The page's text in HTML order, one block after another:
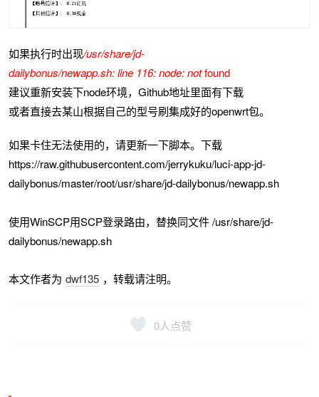
如果执行时出现/usr/share/jd-
dailybonus/newapp.sh:line 116:node:notfound
建议重新安装下node环境，Github地址里面有下载
或者直接去某山根据自己的型号刷集成好的openwrt包。
如果卡住无法使用的，请更新一下脚本。下载
https://raw.githubusercontent.com/jerrykuku/luci-app-jd-
dailybonus/master/root/usr/share/jd-dailybonus/newapp.sh
使用WinSCP用SCP登录路由，替换同文件 /usr/share/jd-
dailybonus/newapp.sh
本文作者为 dwf135 ，转载请注明。
0人点赞